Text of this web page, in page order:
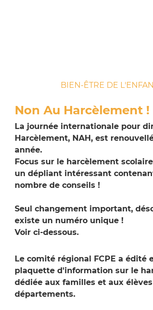
BIEN-ÊTRE DE
Non Au Harcèlement !
La journée internationale pour
Harcèlement, NAH, est
année.
Focus sur le harcèlement
un dépliant intéressant
nombre de conseils !
Seul changement important,
existe un numéro unique !
Voir ci-dessous.
Le comité régional FCPE a édité
plaquette d'information sur le
dédiée aux familles et aux
départements.